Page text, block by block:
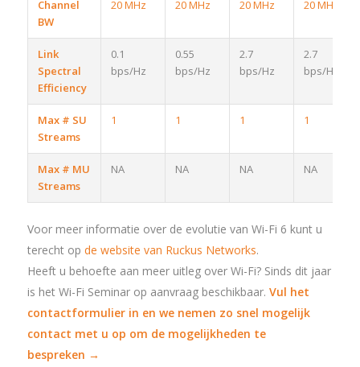
Channel
BW
20 MHz 20 MHz 20 MHz 20 MHz
Link
Spectral
Efficiency
0.1
bps/Hz
0.55
bps/Hz
2.7
bps/Hz
2.7
bps/Hz
Max # SU
Streams
1 1 1 1
Max # MU
Streams
NA NA NA NA
Voor meer informatie over de evolutie van Wi-Fi 6 kunt u
terecht op de website van Ruckus Networks.
Heeft u behoefte aan meer uitleg over Wi-Fi? Sinds dit jaar
is het Wi-Fi Seminar op aanvraag beschikbaar. Vul het
contactformulier in en we nemen zo snel mogelijk
contact met u op om de mogelijkheden te
bespreken →